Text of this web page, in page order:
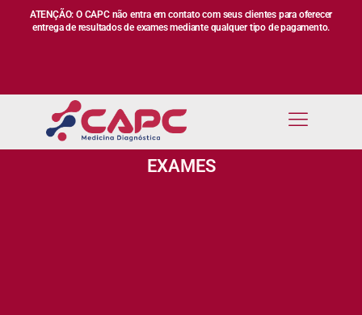
ATENÇÃO: O CAPC não entra em contato com seus clientes para oferecer
entrega de resultados de exames mediante qualquer tipo de pagamento.
EXAMES